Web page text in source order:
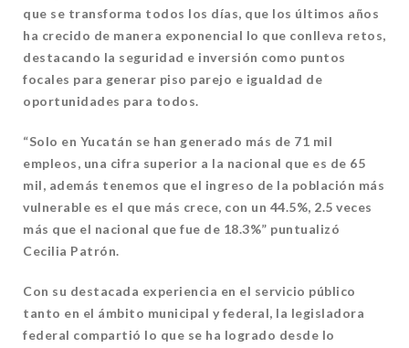
que se transforma todos los días, que los últimos años
ha crecido de manera exponencial lo que conlleva retos,
destacando la seguridad e inversión como puntos
focales para generar piso parejo e igualdad de
oportunidades para todos.
“Solo en Yucatán se han generado más de 71 mil
empleos, una cifra superior a la nacional que es de 65
mil, además tenemos que el ingreso de la población más
vulnerable es el que más crece, con un 44.5%, 2.5 veces
más que el nacional que fue de 18.3%” puntualizó
Cecilia Patrón.
Con su destacada experiencia en el servicio público
tanto en el ámbito municipal y federal, la legisladora
federal compartió lo que se ha logrado desde lo